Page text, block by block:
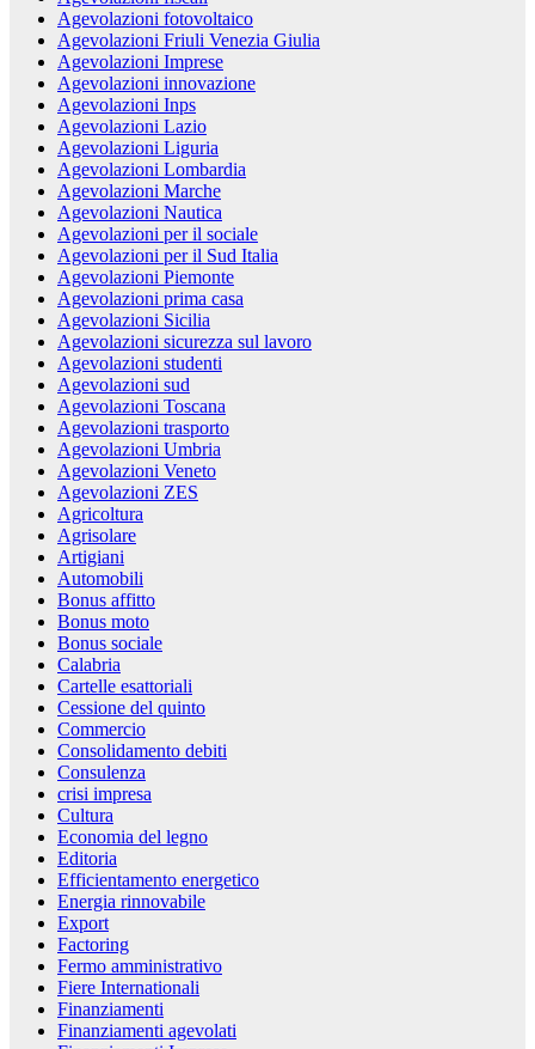
Agevolazioni fotovoltaico
Agevolazioni Friuli Venezia Giulia
Agevolazioni Imprese
Agevolazioni innovazione
Agevolazioni Inps
Agevolazioni Lazio
Agevolazioni Liguria
Agevolazioni Lombardia
Agevolazioni Marche
Agevolazioni Nautica
Agevolazioni per il sociale
Agevolazioni per il Sud Italia
Agevolazioni Piemonte
Agevolazioni prima casa
Agevolazioni Sicilia
Agevolazioni sicurezza sul lavoro
Agevolazioni studenti
Agevolazioni sud
Agevolazioni Toscana
Agevolazioni trasporto
Agevolazioni Umbria
Agevolazioni Veneto
Agevolazioni ZES
Agricoltura
Agrisolare
Artigiani
Automobili
Bonus affitto
Bonus moto
Bonus sociale
Calabria
Cartelle esattoriali
Cessione del quinto
Commercio
Consolidamento debiti
Consulenza
crisi impresa
Cultura
Economia del legno
Editoria
Efficientamento energetico
Energia rinnovabile
Export
Factoring
Fermo amministrativo
Fiere Internationali
Finanziamenti
Finanziamenti agevolati